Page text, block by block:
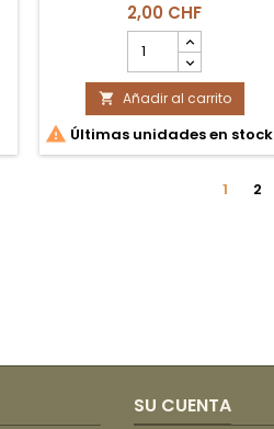
2,00 CHF
cantidad
del
producto
Manimoto
Tradicional
44g
 Añadir al carrito
 Últimas unidades en stock
1 2
SU CUENTA